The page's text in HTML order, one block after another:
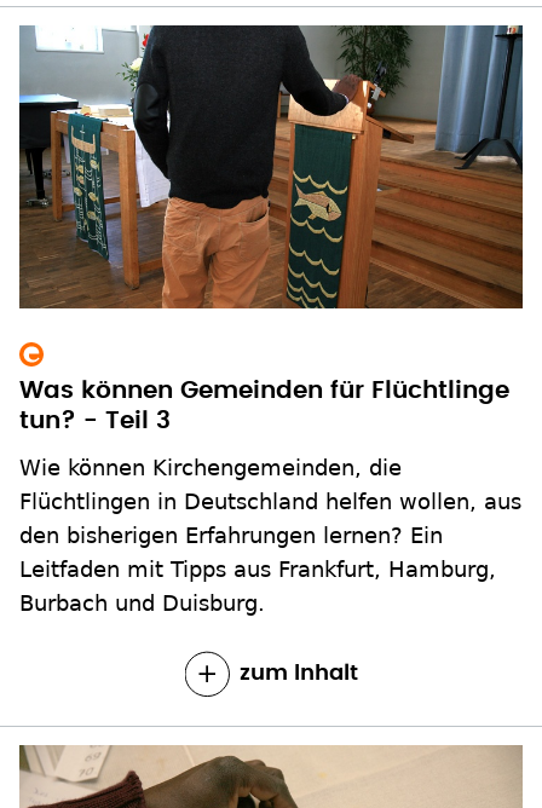
Was können Gemeinden für Flüchtlinge
tun? - Teil 3
Wie können Kirchengemeinden, die
Flüchtlingen in Deutschland helfen wollen, aus
den bisherigen Erfahrungen lernen? Ein
Leitfaden mit Tipps aus Frankfurt, Hamburg,
Burbach und Duisburg.
zum Inhalt